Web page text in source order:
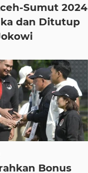
Sumut 2024
dan Ditutup
Bonus